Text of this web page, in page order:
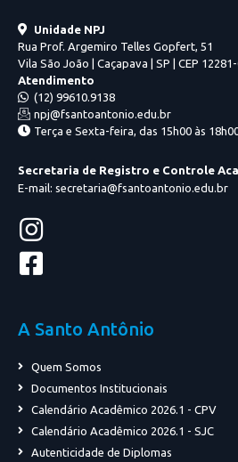
Unidade NPJ
Rua Prof. Argemiro Telles Gopfert, 51
Vila São João | Caçapava | SP | CEP
Atendimento
(12) 99610.9138
npj@fsantoantonio.edu.br
Terça e Sexta-feira, das 15h00 às
Secretaria de Registro e Controle
E-mail: secretaria@fsantoantonio.edu.br
A Santo Antônio
Quem Somos
Documentos Institucionais
Calendário Acadêmico 2026.1 - CPV
Calendário Acadêmico 2026.1 - SJC
Autenticidade de Diplomas